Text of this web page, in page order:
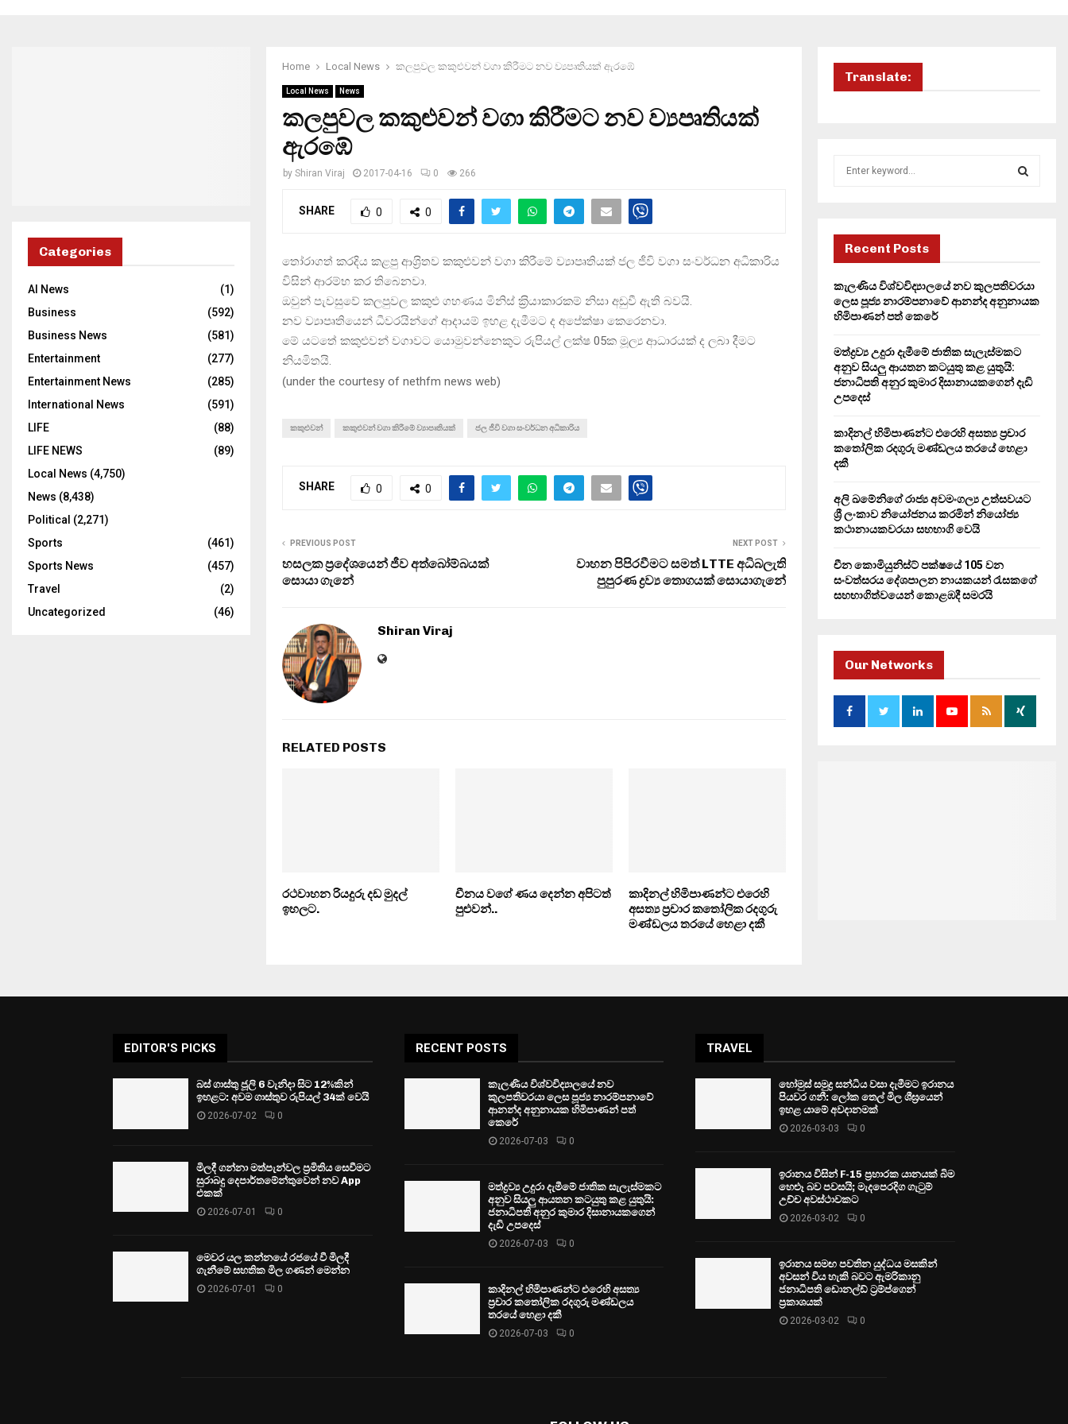
Home Local News කලපුවල කකුළුවන් වගා කිරීමට නව ව්‍යපෘතියක් ඇරඹේ
Local News News
කලපුවල කකුළුවන් වගා කිරීමට නව ව්‍යපෘතියක්
ඇරඹේ
by Shiran Viraj 2017-04-16 0 266
SHARE 0 0
තෝරාගත් කරදිය කළපු ආශ‍්‍රිතව කකුළුවන් වගා කිරීමේ ව්‍යාපෘතියක් ජල ජීවි වගා සංවර්ධන අධිකාරිය
විසින් ආරම්භ කර තිබෙනවා.
ඔවුන් පැවසුවේ කලපුවල කකුළු ගහණය මිනිස් ක‍්‍රියාකාරකම් නිසා අඩුවී ඇති බවයි.
නව ව්‍යාපෘතියෙන් ධීවරයින්ගේ ආදායම් ඉහළ දැමීමට ද අපේක්ෂා කෙරෙනවා.
මේ යටතේ කකුළුවන් වගාවට යොමුවන්නෙකුට රුපියල් ලක්ෂ 05ක මූල්‍ය ආධාරයක් ද ලබා දීමට
නියමිතයි.
(under the courtesy of nethfm news web)
කකුළුවන් කකුළුවන් වගා කිරීමේ ව්‍යාපෘතියක් ජල ජීවි වගා සංවර්ධන අධිකාරිය
SHARE 0 0
PREVIOUS POST
හසලක ප‍්‍රදේශයෙන් ජීව අත්බෝම්බයක්
සොයා ගැනේ
NEXT POST
වාහන පිපිරවීමට සමත් LTTE අධිබලැති
පුපුරණ ද්‍රව්‍ය තොගයක් සොයාගැනේ
Shiran Viraj
RELATED POSTS
රථවාහන රියදුරු දඩ මුදල්
ඉහලට.
චීනය වගේ ණය දෙන්න අපිටත්
පුළුවන්..
කාදිනල් හිමිපාණන්ට එරෙහි
අසත්‍ය ප්‍රචාර කතෝලික රදගුරු
මණ්ඩලය තරයේ හෙළා දකී
Categories
AI News
(1)
Business
(592)
Business News
(581)
Entertainment
(277)
Entertainment News
(285)
International News
(591)
LIFE
(88)
LIFE NEWS
(89)
Local News (4,750)
News (8,438)
Political (2,271)
Sports
(461)
Sports News
(457)
Travel
(2)
Uncategorized
(46)
Translate:
f
r
:
R
Recent Posts
කැලණිය විශ්වවිද්‍යාලයේ නව කුලපතිවරයා
ලෙස පූජ්‍ය නාරම්පනාවේ ආනන්ද අනුනායක
හිමිපාණන් පත් කෙරේ
මත්ද්‍රව්‍ය උදුරා දැමීමේ ජාතික සැලැස්මකට
අනුව සියලු ආයතන කටයුතු කළ යුතුයි:
ජනාධිපති අනුර කුමාර දිසානායකගෙන් දැඩි
උපදෙස්
කාදිනල් හිමිපාණන්ට එරෙහි අසත්‍ය ප්‍රචාර
කතෝලික රදගුරු මණ්ඩලය තරයේ හෙළා
දකී
අලි ඛමේනිගේ රාජ්‍ය අවමංගල්‍ය උත්සවයට
ශ්‍රී ලංකාව නියෝජනය කරමින් නියෝජ්‍ය
කථානායකවරයා සහභාගි වෙයි
චීන කොමියුනිස්ට් පක්ෂයේ 105 වන
සංවත්සරය දේශපාලන නායකයන් රැසකගේ
සහභාගිත්වයෙන් කොළඹදී සමරයි
Our Networks
EDITOR'S PICKS
බස් ගාස්තු ජූලි 6 වැනිදා සිට 12%කින්
ඉහළට: අවම ගාස්තුව රුපියල් 34ක් වෙයි
2026-07-02 0
මිලදී ගන්නා මත්පැන්වල ප්‍රමිතිය සෙවීමට
සුරාබදු දෙපාර්තමේන්තුවෙන් නව App
එකක්
2026-07-01 0
මෙවර යල කන්නයේ රජයේ වී මිලදී
ගැනීමේ සහතික මිල ගණන් මෙන්න
2026-07-01 0
RECENT POSTS
කැලණිය විශ්වවිද්‍යාලයේ නව
කුලපතිවරයා ලෙස පූජ්‍ය නාරම්පනාවේ
ආනන්ද අනුනායක හිමිපාණන් පත්
කෙරේ
2026-07-03 0
මත්ද්‍රව්‍ය උදුරා දැමීමේ ජාතික සැලැස්මකට
අනුව සියලු ආයතන කටයුතු කළ යුතුයි:
ජනාධිපති අනුර කුමාර දිසානායකගෙන්
දැඩි උපදෙස්
2026-07-03 0
කාදිනල් හිමිපාණන්ට එරෙහි අසත්‍ය
ප්‍රචාර කතෝලික රදගුරු මණ්ඩලය
තරයේ හෙළා දකී
2026-07-03 0
TRAVEL
හෝමුස් සමුද්‍ර සන්ධිය වසා දැමීමට ඉරානය
පියවර ගනී: ලෝක තෙල් මිල ශීඝ්‍රයෙන්
ඉහළ යාමේ අවදානමක්
2026-03-03 0
ඉරානය විසින් F-15 ප්‍රහාරක යානයක් බිම
හෙළූ බව පවසයි; මැදපෙරදිග ගැටුම්
උච්ච අවස්ථාවකට
2026-03-02 0
ඉරානය සමඟ පවතින යුද්ධය මසකින්
අවසන් විය හැකි බවට ඇමරිකානු
ජනාධිපති ඩොනල්ඩ් ට්‍රම්ප්ගෙන්
ප්‍රකාශයක්
2026-03-02 0